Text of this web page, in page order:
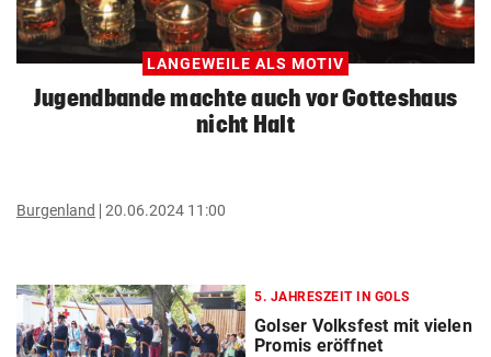
LANGEWEILE ALS MOTIV
Jugendbande machte auch vor Gotteshaus
nicht Halt
Burgenland 20.06.2024 11:00
5. JAHRESZEIT IN GOLS
Golser Volksfest mit vielen
Promis eröffnet